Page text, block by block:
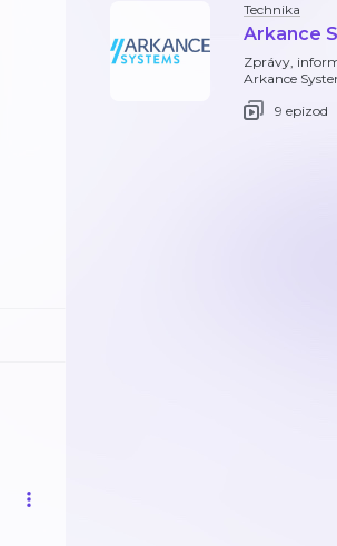
Technika
Arkance
Zprávy,
Arkance
9 epizod